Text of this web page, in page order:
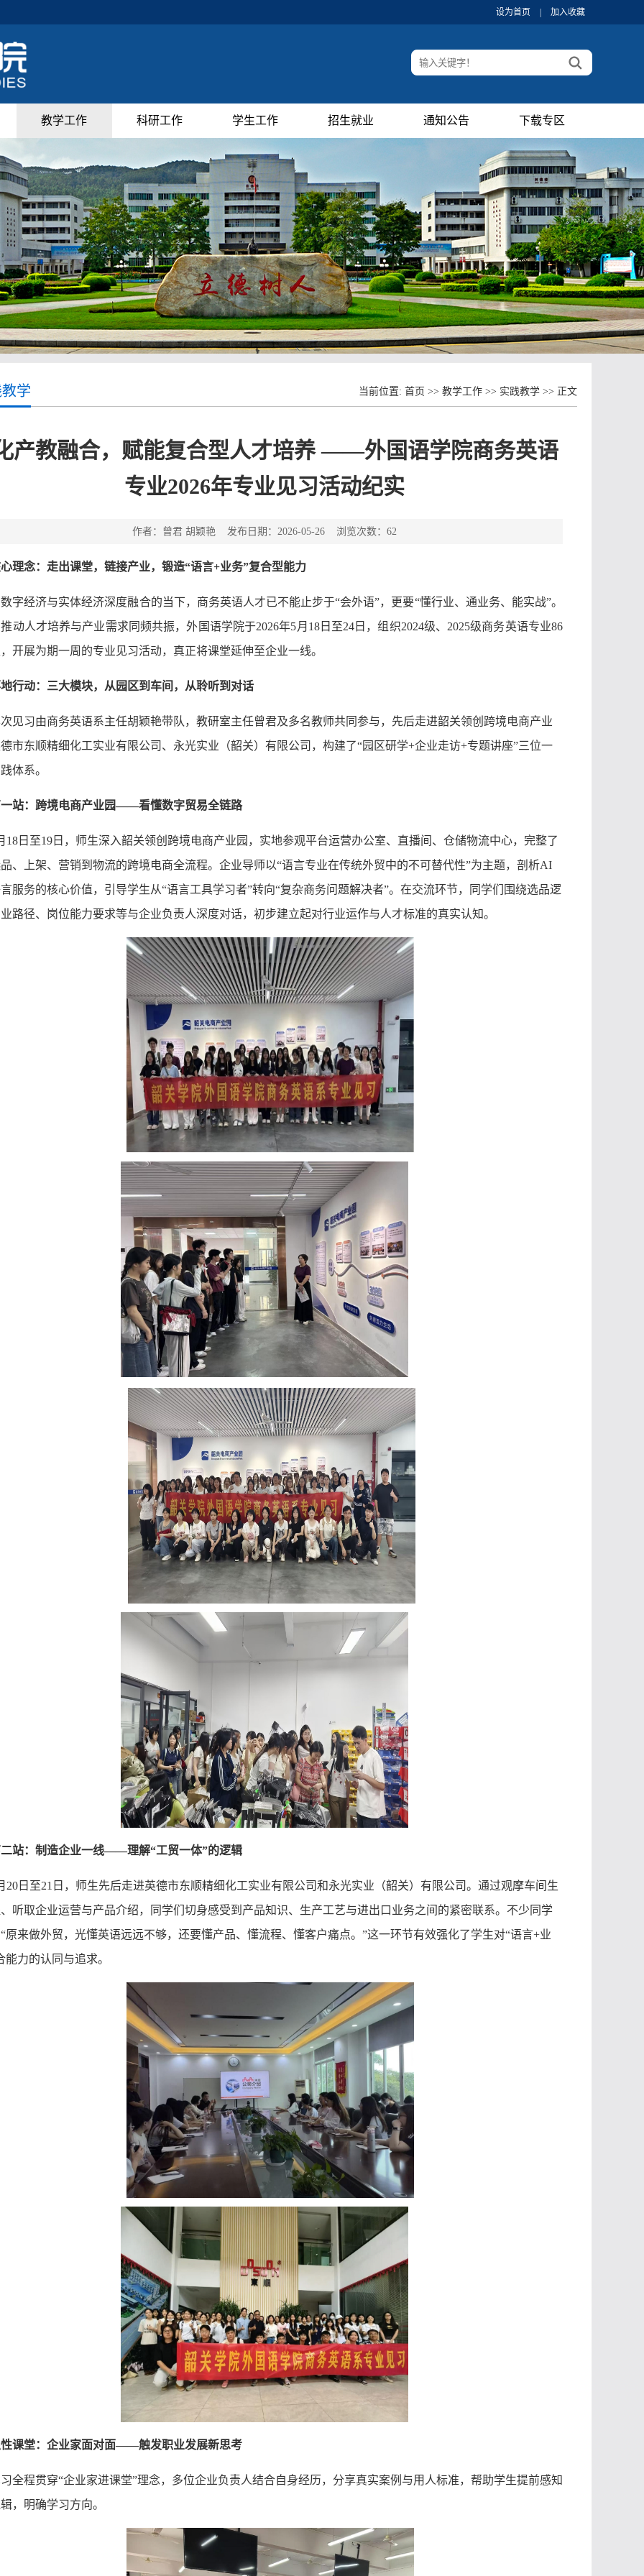
设为首页 加入收藏
教学工作 科研工作 学生工作 招生就业 通知公告 下载专区
学 当前位置: 首页 >> 教学工作 >> 实践教学 >> 正文
产教融合，赋能复合型人才培养 ——外国语学院商务英语
专业2026年专业见习活动纪实
作者：曾君 胡颖艳 发布日期：2026-05-26 浏览次数： 62
理念：走出课堂，链接产业，锻造“语言+业务”复合型能力
字经济与实体经济深度融合的当下，商务英语人才已不能止步于“会外语”，更要“懂行业、通业务、能实战”。
动人才培养与产业需求同频共振，外国语学院于2026年5月18日至24日，组织2024级、2025级商务英语专业86
开展为期一周的专业见习活动，真正将课堂延伸至企业一线。
行动：三大模块，从园区到车间，从聆听到对话
见习由商务英语系主任胡颖艳带队， 教研室主任曾君及多名教师共同参与，先后走进韶关领创跨境电商产业
市东顺精细化工实业有限公司、永光实业（韶关）有限公司，构建了“园区研学+企业走访+专题讲座”三位一
体系。
站：跨境电商产业园——看懂数字贸易全链路
18日至19日，师生深入韶关领创跨境电商产业园，实地参观平台运营办公室、直播间、仓储物流中心，完整了
、上架、营销到物流的跨境电商全流程。企业导师以“语言专业在传统外贸中的不可替代性”为主题，剖析AI
服务的核心价值，引导学生从“语言工具学习者”转向“复杂商务问题解决者”。在交流环节，同学们围绕选品逻
路径、岗位能力要求等与企业负责人深度对话，初步建立起对行业运作与人才标准的真实认知。
站：制造企业一线——理解“工贸一体”的逻辑
20日至21日，师生先后走进英德市东顺精细化工实业有限公司和永光实业（韶关）有限公司。通过观摩车间生
听取企业运营与产品介绍，同学们切身感受到产品知识、生产工艺与进出口业务之间的紧密联系。不少同学
原来做外贸，光懂英语远远不够，还要懂产品、懂流程、懂客户痛点。”这一环节有效强化了学生对“语言+业
能力的认同与追求。
课堂：企业家面对面——触发职业发展新思考
全程贯穿“企业家进课堂”理念，多位企业负责人结合自身经历，分享真实案例与用人标准，帮助学生提前感知
，明确学习方向。